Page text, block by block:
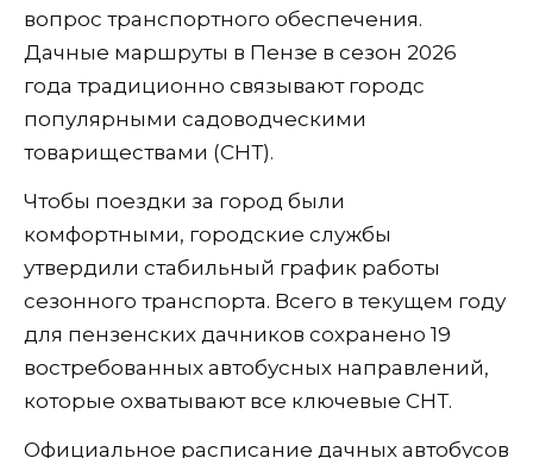
вопрос транспортного обеспечения.
Дачные маршруты в Пензе в сезон 2026
года традиционно связывают городс
популярными садоводческими
товариществами (СНТ).
Чтобы поездки за город были
комфортными, городские службы
утвердили стабильный график работы
сезонного транспорта. Всего в текущем году
для пензенских дачников сохранено 19
востребованных автобусных направлений,
которые охватывают все ключевые СНТ.
Официальное расписание дачных автобусов